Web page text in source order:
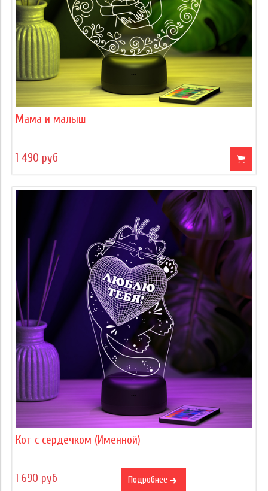
Мама и малыш
1 490 руб
Кот с сердечком (Именной)
1 690 руб Подробнее